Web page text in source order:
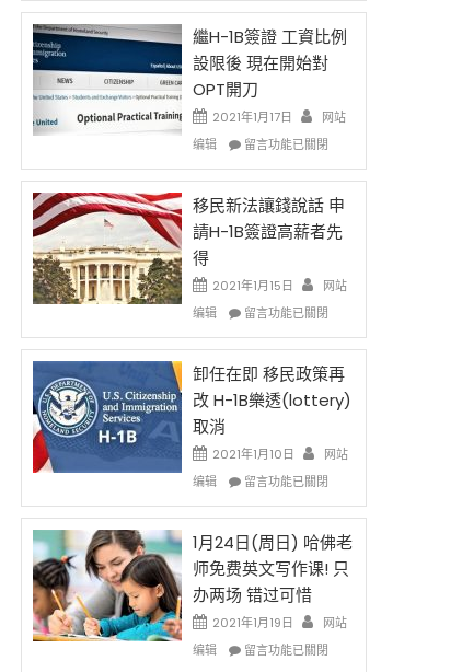
Chinese
New
Year
Ox
Special
Issue〉
中
繼H-1B簽證 工資比例
設限後 現在開始對
OPT開刀
2021年1月17日
网站
编辑
在
H-
1B
簽
證
資
比
設
限
後
現
開
始
對
OPT
開
刀〉
中
留言功能已關閉
移民新法讓錢說話 申
請H-1B簽證高薪者先
得
2021年1月15日
网站
编辑
在
民
新
法
讓
說
話
請
H-
1B
簽
證
高
薪
者
留言功能已關閉
卸任在即 移民政策再
改 H-1B樂透(lottery)
取消
2021年1月10日
网站
编辑
在
任
在
即
移
民
政
策
留言功能已關閉
1月24日(周日) 哈佛老
师免费英文写作课! 只
办两场 错过可惜
2021年1月19日
网站
编辑
在
留言功能已關閉